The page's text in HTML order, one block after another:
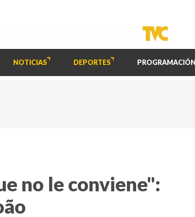
NOTICIAS DEPORTES PROGRAMACIÓN
no le conviene":